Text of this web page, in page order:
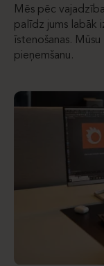
Mēs pēc
palīdz jums labāk
īstenošanas.
pieņemšanu.